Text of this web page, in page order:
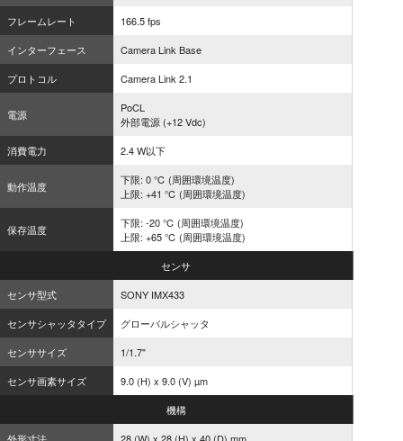
フレームレート
166.5 fps
インターフェース
Camera Link Base
プロトコル
Camera Link 2.1
電源
PoCL
外部電源 (+12 Vdc)
消費電力
2.4 W以下
動作温度
下限: 0 ℃ (周囲環境温度)
上限: +41 ℃ (周囲環境温度)
保存温度
下限: -20 ℃ (周囲環境温度)
上限: +65 ℃ (周囲環境温度)
センサ
センサ型式
SONY IMX433
センサシャッタタイプ
グローバルシャッタ
センササイズ
1/1.7"
センサ画素サイズ
9.0 (H) x 9.0 (V) µm
機構